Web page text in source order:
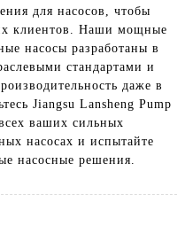
для насосов, чтобы
клиентов. Наши мощные
насосы разработаны в
стандартами и
даже в
Jiangsu Lansheng Pump
ваших сильных
насосах и испытайте
насосные решения.